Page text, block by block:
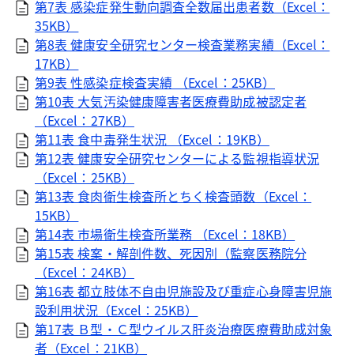
第7表 感染症発生動向調査全数届出患者数（Excel：
35KB）
第8表 健康安全研究センター検査業務実績（Excel：
17KB）
第9表 性感染症検査実績 （Excel：25KB）
第10表 大気汚染健康障害者医療費助成被認定者
（Excel：27KB）
第11表 食中毒発生状況 （Excel：19KB）
第12表 健康安全研究センターによる監視指導状況
（Excel：25KB）
第13表 食肉衛生検査所とちく検査頭数（Excel：
15KB）
第14表 市場衛生検査所業務 （Excel：18KB）
第15表 検案・解剖件数、死因別（監察医務院分
（Excel：24KB）
第16表 都立肢体不自由児施設及び重症心身障害児施
設利用状況（Excel：25KB）
第17表 Ｂ型・Ｃ型ウイルス肝炎治療医療費助成対象
者（Excel：21KB）